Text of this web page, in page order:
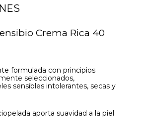
Crema Rica 40
formulada con principios
seleccionados,
sensibles intolerantes, secas y
aporta suavidad a la piel